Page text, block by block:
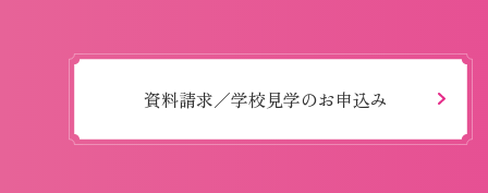
資料請求／学校見学のお申込み